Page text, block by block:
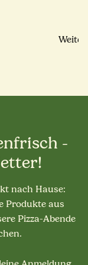
Weiter
-
nach Hause:
Produkte aus
Pizza-Abende